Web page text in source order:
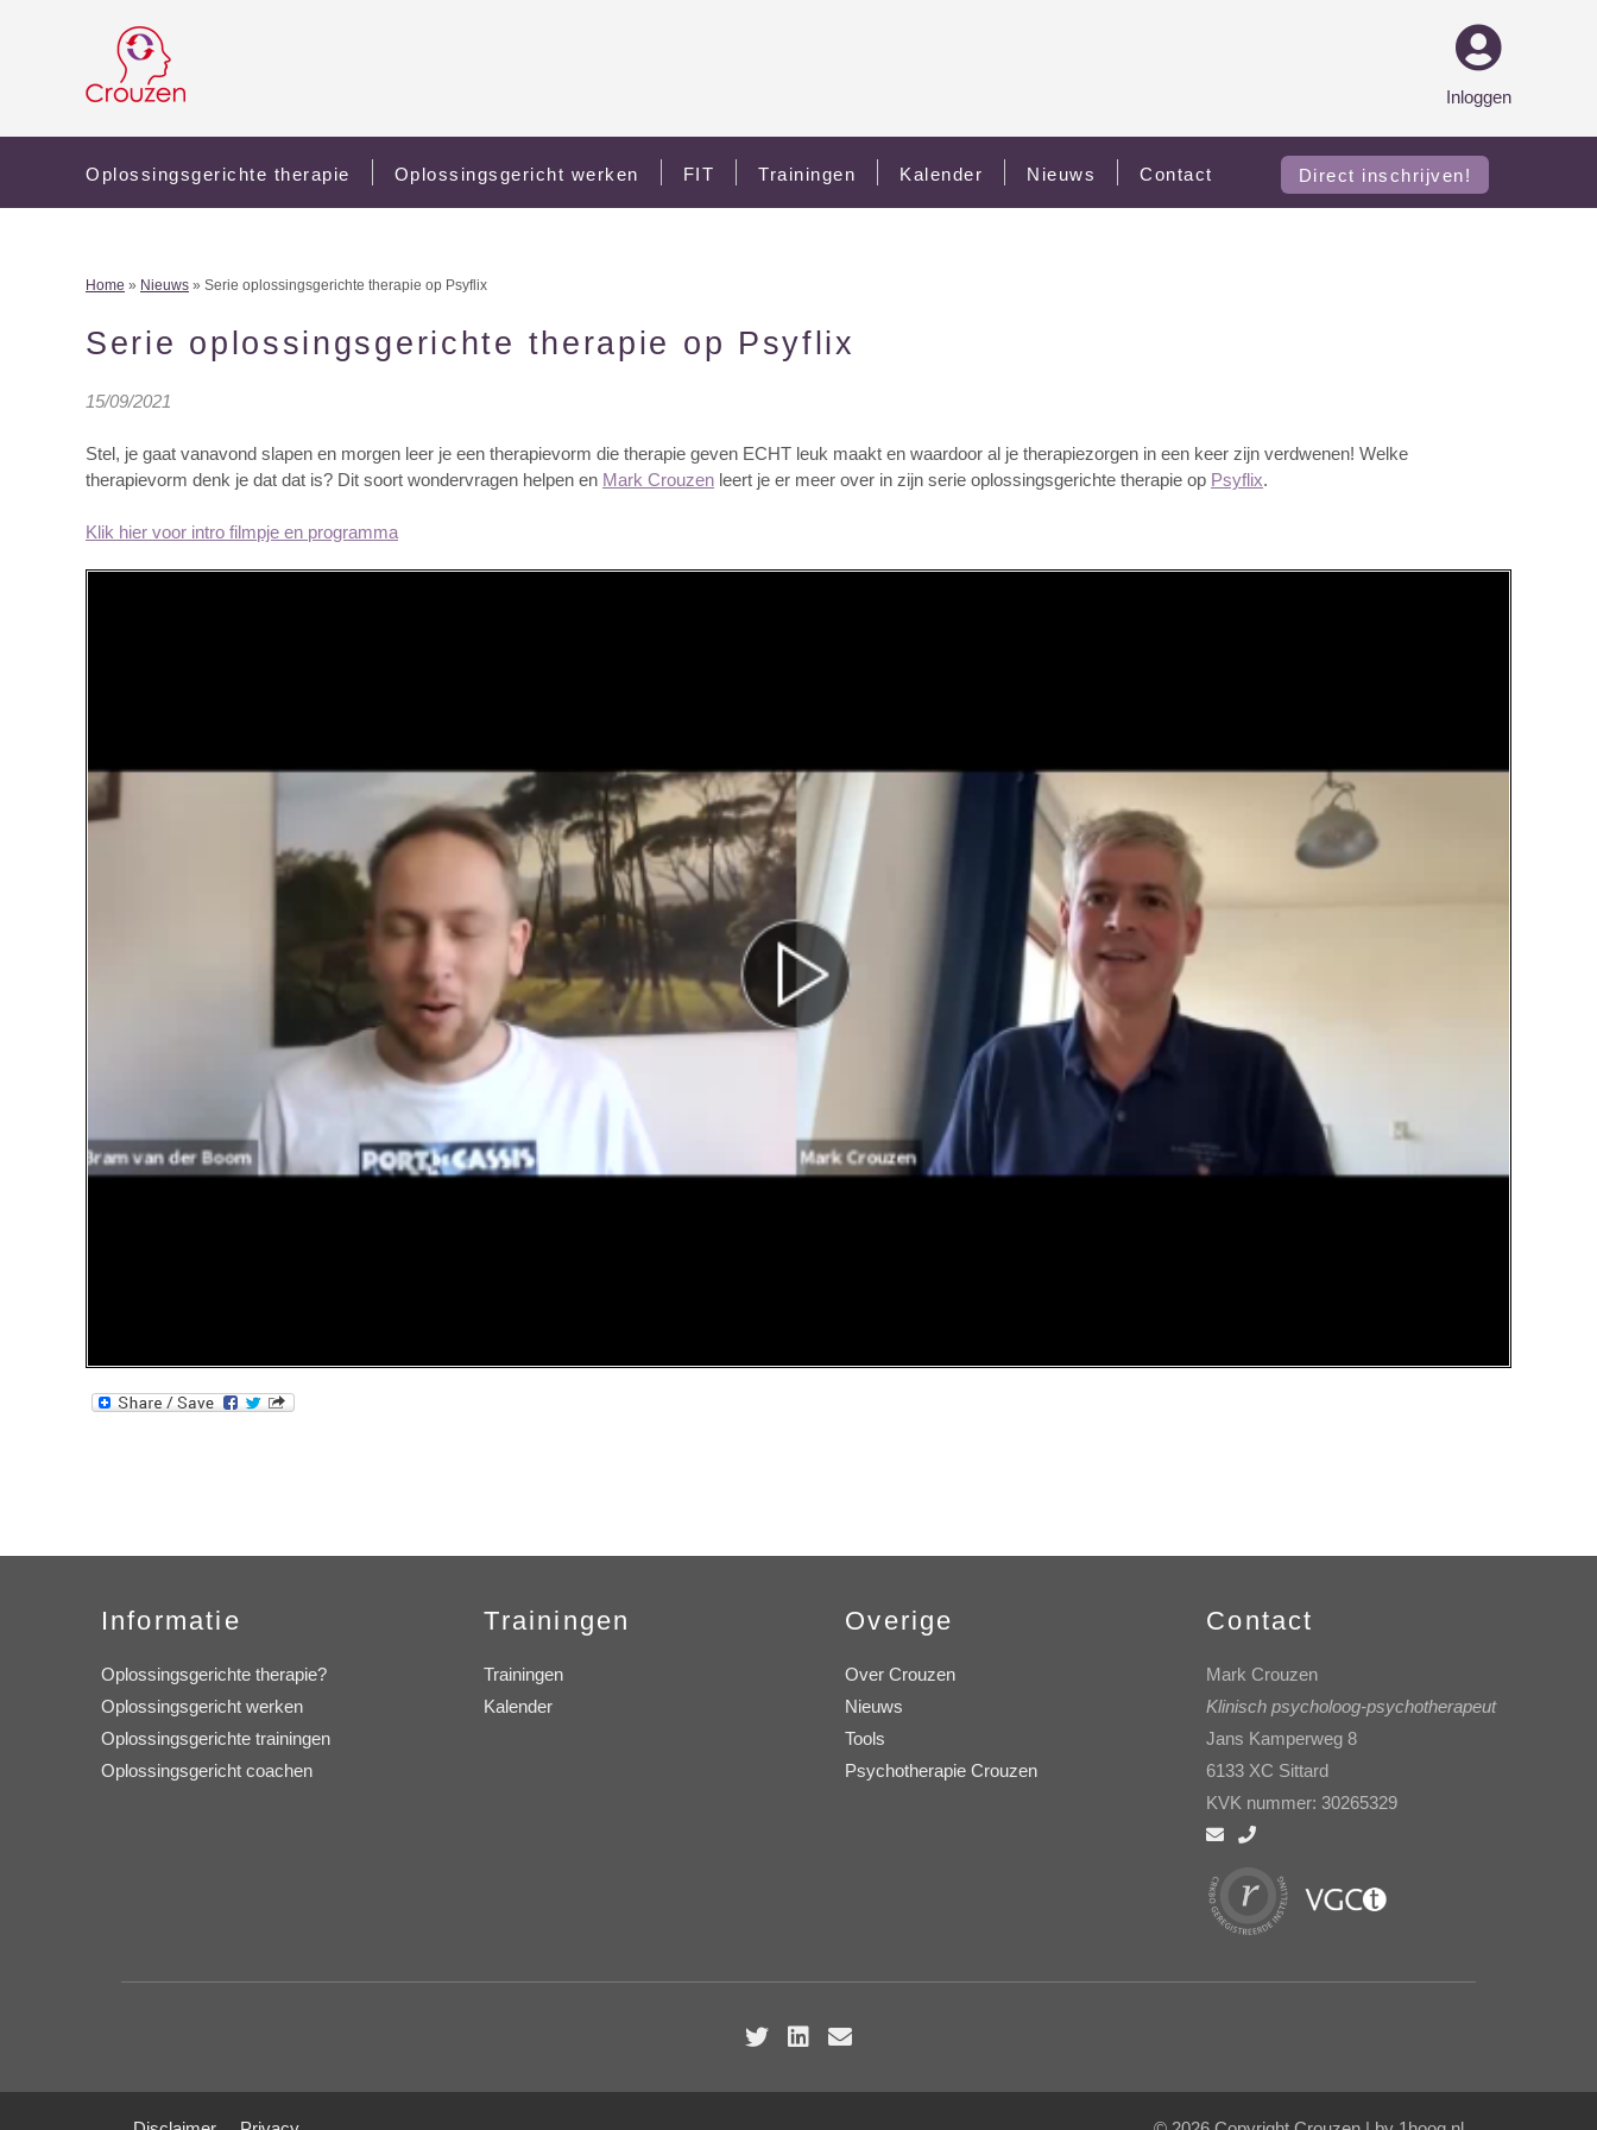
Inloggen
Oplossingsgerichte therapie Oplossingsgericht werken FIT Trainingen Kalender Nieuws Contact Direct inschrijven!
Home » Nieuws » Serie oplossingsgerichte therapie op Psyflix
Serie oplossingsgerichte therapie op Psyflix
15/09/2021
Stel, je gaat vanavond slapen en morgen leer je een therapievorm die therapie geven ECHT leuk maakt en waardoor al je therapiezorgen in een keer zijn verdwenen! Welke
therapievorm denk je dat dat is? Dit soort wondervragen helpen en Mark Crouzen leert je er meer over in zijn serie oplossingsgerichte therapie op Psyflix.
Klik hier voor intro filmpje en programma
Informatie
Oplossingsgerichte therapie?
Oplossingsgericht werken
Oplossingsgerichte trainingen
Oplossingsgericht coachen
Trainingen
Trainingen
Kalender
Overige
Over Crouzen
Nieuws
Tools
Psychotherapie Crouzen
Contact
Mark Crouzen
Klinisch psycholoog-psychotherapeut
Jans Kamperweg 8
6133 XC Sittard
KVK nummer: 30265329